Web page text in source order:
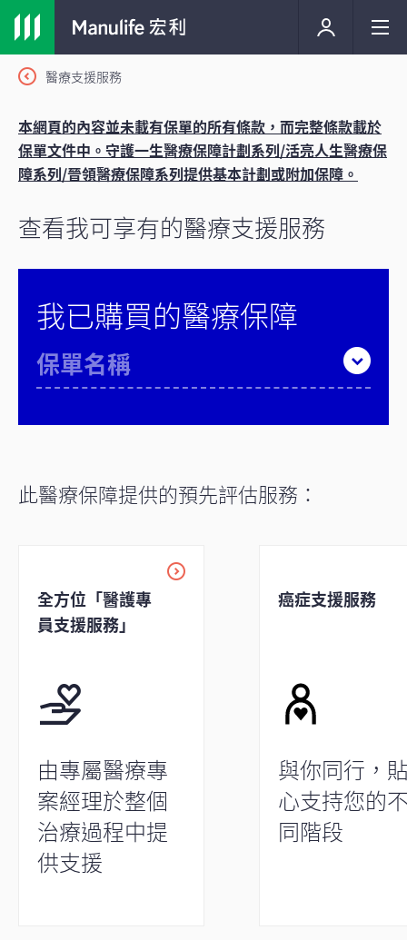
醫療支援服務
本網頁的內容並未載有保單的所有條款，而完整條款載於
保單文件中。守護一生醫療保障計劃系列/活亮人生醫療保
障系列/晉領醫療保障系列提供基本計劃或附加保障。
查看我可享有的醫療支援服務
我已購買的醫療保障
保單名稱
此醫療保障提供的預先評估服務：
全方位「醫護專
員支援服務」
由專屬醫療專
案經理於整個
治療過程中提
供支援
癌症支援服務
與你同行，
心支持您的
同階段